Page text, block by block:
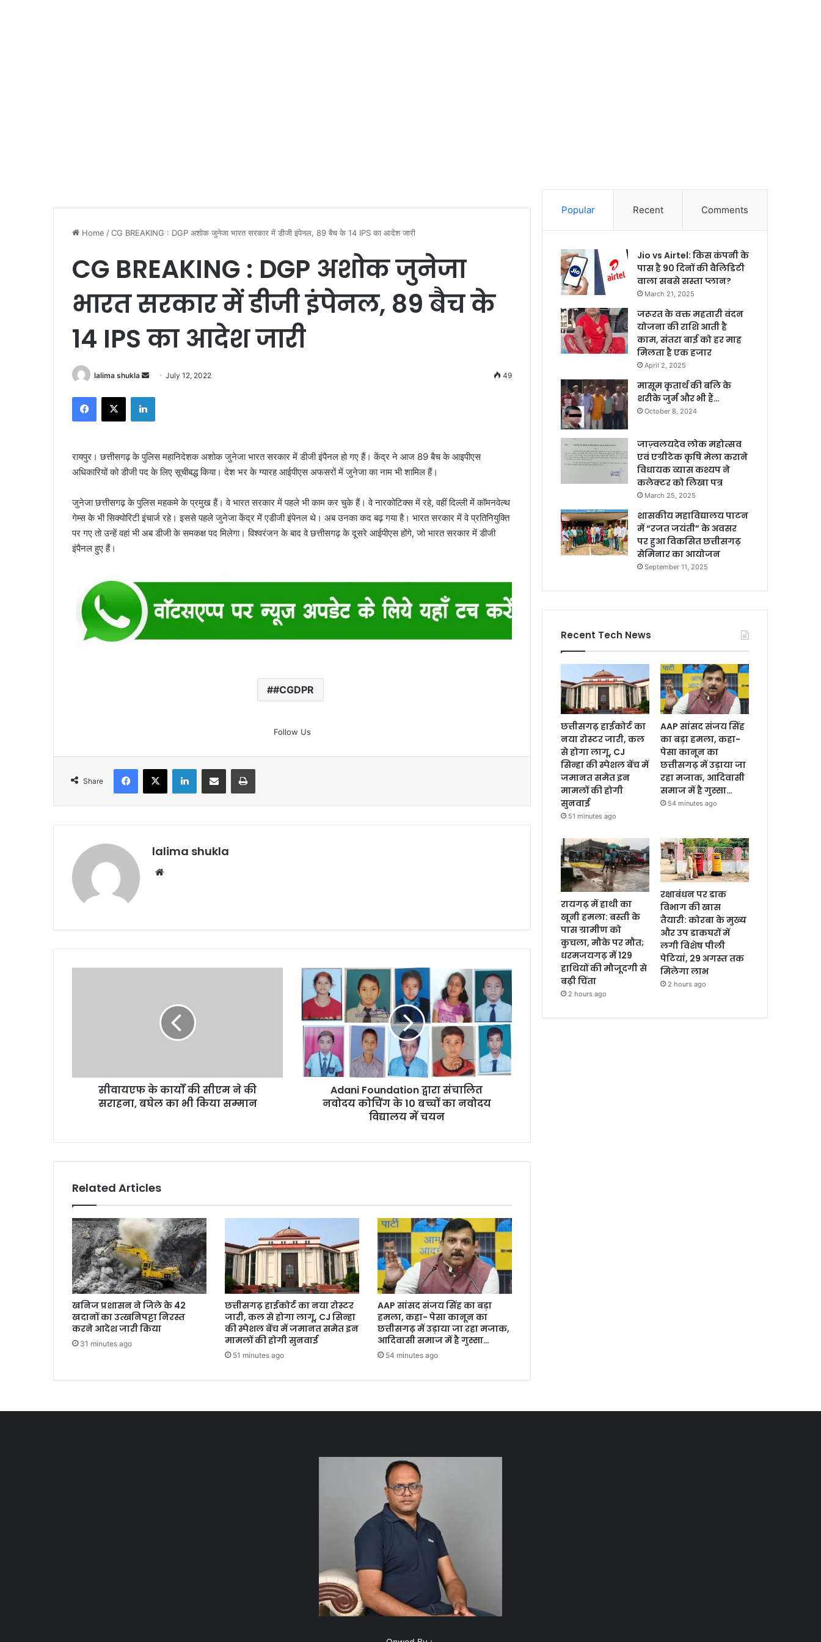
Home /CG BREAKING : DGP अशोक जुनेजा भारत सरकार में डीजी इंपेनल, 89 बैच के 14 IPS का आदेश जारी
CG BREAKING : DGP अशोक जुनेजा
भारत सरकार में डीजी इंपेनल, 89 बैच के
14 IPS का आदेश जारी
lalima shukla
Send July 12, 2022 49
Facebook
X LinkedIn
रायपुर। छत्तीसगढ़ के पुलिस महानिदेशक अशोक जुनेजा भारत सरकार में डीजी इंपैनल हो गए हैं। केंद्र ने आज 89 बैच के आइपीएस
अधिकारियों को डीजी पद के लिए सूचीबद्ध किया। देश भर के ग्यारह आईपीएस अफसरों में जुनेजा का नाम भी शामिल हैं।
जुनेजा छत्तीसगढ़ के पुलिस महकमे के प्रमुख हैं। वे भारत सरकार में पहले भी काम कर चुके हैं। वे नारकोटिक्स में रहे, वहीं दिल्ली में कॉमनवेल्थ
गेम्स के भी सिक्योरिटी इंचार्ज रहे। इससे पहले जुनेजा केंद्र में एडीजी इंपेनल थे। अब उनका कद बढ़ गया है। भारत सरकार में वे प्रतिनियुक्ति
पर गए तो उन्हें वहां भी अब डीजी के समकक्ष पद मिलेगा। विश्वरंजन के बाद वे छत्तीसगढ़ के दूसरे आईपीएस होंगे, जो भारत सरकार में डीजी
इंपैनल हुए हैं।
#CGDPR
Follow Us
Share
Facebook
X LinkedInShare via Email Print
lalima shukla
बघेल
सीवायएफ के कार्यों की सीएम ने की
सराहना, बघेल का भी किया सम्मान
Adani
Foundation
द्वारा
संचालित
नवोदय
कोचिंग
के
10
बच्चों
Adani Foundation द्वारा संचालित
नवोदय कोचिंग के 10 बच्चों का नवोदय
विद्यालय में चयन
Related Articles
खनिज प्रशासन ने जिले के 42
खदानों का उत्खनिपट्टा निरस्त
करने आदेश जारी किया
31 minutes ago
छत्तीसगढ़ हाईकोर्ट का नया रोस्टर
जारी, कल से होगा लागू, CJ सिन्हा
की स्पेशल बेंच में जमानत समेत इन
मामलों की होगी सुनवाई
51 minutes ago
AAP सांसद संजय सिंह का बड़ा
हमला, कहा- पेसा कानून का
छत्तीसगढ़ में उड़ाया जा रहा मजाक,
आदिवासी समाज में है गुस्सा…
54 minutes ago
Popular Recent Comments
Jio vs Airtel: किस कंपनी के
पास है 90 दिनों की वैलिडिटी
वाला सबसे सस्ता प्लान?
March 21, 2025
जरूरत के वक्त महतारी वंदन
योजना की राशि आती है
काम, संतरा बाई को हर माह
मिलता है एक हजार
April 2, 2025
मासूम कृतार्थ की बलि के
शरीके जुर्म और भी हैं…
October 8, 2024
जाज़्वलयदेव लोक महोत्सव
एवं एग्रीटेक कृषि मेला कराने
विधायक व्यास कश्यप ने
कलेक्टर को लिखा पत्र
March 25, 2025
शासकीय महाविद्यालय पाटन
में “रजत जयंती” के अवसर
पर हुआ विकसित छत्तीसगढ़
सेमिनार का आयोजन
September 11, 2025
Recent Tech News
छत्तीसगढ़ हाईकोर्ट का
नया रोस्टर जारी, कल
से होगा लागू, CJ
सिन्हा की स्पेशल बेंच में
जमानत समेत इन
मामलों की होगी
सुनवाई
51 minutes ago
AAP सांसद संजय सिंह
का बड़ा हमला, कहा-
पेसा कानून का
छत्तीसगढ़ में उड़ाया जा
रहा मजाक, आदिवासी
समाज में है गुस्सा…
54 minutes ago
रायगढ़ में हाथी का
खूनी हमला: बस्ती के
पास ग्रामीण को
कुचला, मौके पर मौत;
धरमजयगढ़ में 129
हाथियों की मौजूदगी से
बढ़ी चिंता
2 hours ago
रक्षाबंधन पर डाक
विभाग की खास
तैयारी: कोरबा के मुख्य
और उप डाकघरों में
लगी विशेष पीली
पेटियां, 29 अगस्त तक
मिलेगा लाभ
2 hours ago